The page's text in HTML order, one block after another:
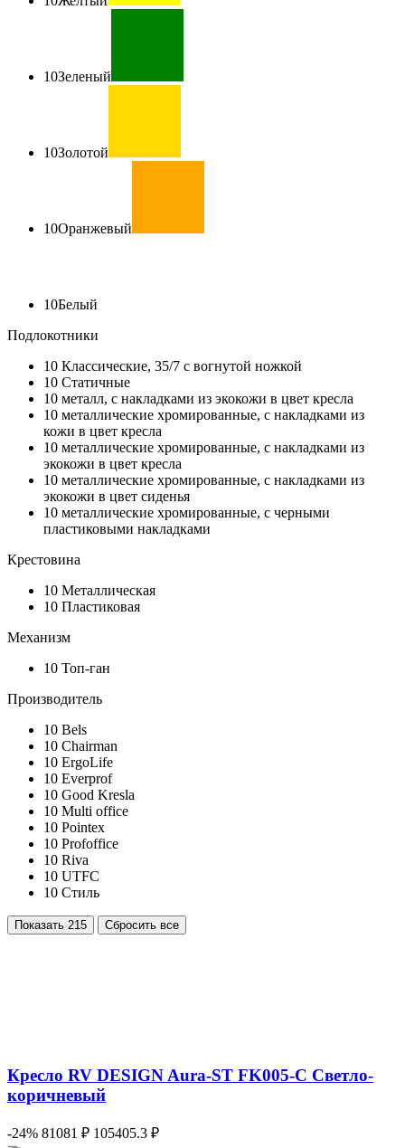
10Зеленый
10Золотой
10Оранжевый
10Белый
Подлокотники
10 Классические, 35/7 с вогнутой ножкой
10 Статичные
10 металл, с накладками из экокожи в цвет кресла
10 металлические хромированные, с накладками из
кожи в цвет кресла
10 металлические хромированные, с накладками из
экокожи в цвет кресла
10 металлические хромированные, с накладками из
экокожи в цвет сиденья
10 металлические хромированные, с черными
пластиковыми накладками
Крестовина
10 Металлическая
10 Пластиковая
Механизм
10 Топ-ган
Производитель
10 Bels
10 Chairman
10 ErgoLife
10 Everprof
10 Good Kresla
10 Multi office
10 Pointex
10 Profoffice
10 Riva
10 UTFC
10 Стиль
Показать 215 Сбросить все
Кресло RV DESIGN Aura-ST FK005-C Светло-
коричневый
-24% 81081 ₽ 105405.3 ₽